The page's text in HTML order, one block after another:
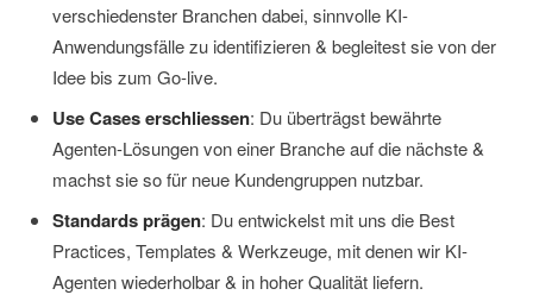
verschiedenster Branchen dabei, sinnvolle KI-
Anwendungsfälle zu identifizieren & begleitest sie von der
Idee bis zum Go-live.
Use Cases erschliessen: Du überträgst bewährte
Agenten-Lösungen von einer Branche auf die nächste &
machst sie so für neue Kundengruppen nutzbar.
Standards prägen: Du entwickelst mit uns die Best
Practices, Templates & Werkzeuge, mit denen wir KI-
Agenten wiederholbar & in hoher Qualität liefern.